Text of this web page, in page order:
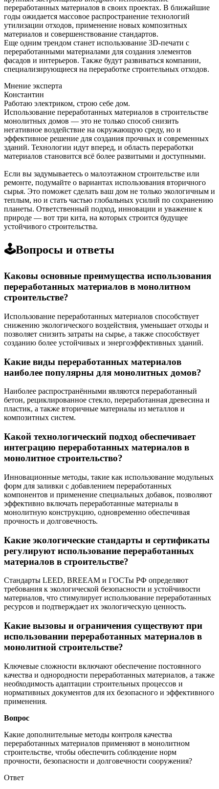
переработанных материалов в своих проектах. В ближайшие
годы ожидается массовое распространение технологий
утилизации отходов, применение новых композитных
материалов и совершенствование стандартов.
Еще одним трендом станет использование 3D-печати с
переработанными материалами для создания элементов
фасадов и интерьеров. Также будут развиваться компании,
специализирующиеся на переработке строительных отходов.
Мнение эксперта
Константин
Работаю электриком, строю себе дом.
Использование переработанных материалов в строительстве
монолитных домов — это не только способ снизить
негативное воздействие на окружающую среду, но и
эффективное решение для создания прочных и современных
зданий. Технологии идут вперед, и область переработки
материалов становится всё более развитыми и доступными.
Если вы задумываетесь о малоэтажном строительстве или
ремонте, подумайте о вариантах использования вторичного
сырья. Это поможет сделать ваш дом не только экологичным и
теплым, но и стать частью глобальных усилий по сохранению
планеты. Ответственный подход, инновации и уважение к
природе — вот три кита, на которых строится будущее
устойчивого строительства.
🕹️Вопросы и ответы
Каковы основные преимущества использования
переработанных материалов в монолитном
строительстве?
Использование переработанных материалов способствует
снижению экологического воздействия, уменьшает отходы и
позволяет снизить затраты на сырье, а также способствует
созданию более устойчивых и энергоэффективных зданий.
Какие виды переработанных материалов
наиболее популярны для монолитных домов?
Наиболее распространёнными являются переработанный
бетон, рециклированное стекло, переработанная древесина и
пластик, а также вторичные материалы из металлов и
композитных систем.
Какой технологический подход обеспечивает
интеграцию переработанных материалов в
монолитное строительство?
Инновационные методы, такие как использование модульных
форм для заливки с добавлением переработанных
компонентов и применение специальных добавок, позволяют
эффективно включать переработанные материалы в
монолитную конструкцию, одновременно обеспечивая
прочность и долговечность.
Какие экологические стандарты и сертификаты
регулируют использование переработанных
материалов в строительстве?
Стандарты LEED, BREEAM и ГОСТы РФ определяют
требования к экологической безопасности и устойчивости
материалов, что стимулирует использование переработанных
ресурсов и подтверждает их экологическую ценность.
Какие вызовы и ограничения существуют при
использовании переработанных материалов в
монолитной строительстве?
Ключевые сложности включают обеспечение постоянного
качества и однородности переработанных материалов, а также
необходимость адаптации строительных процессов и
нормативных документов для их безопасного и эффективного
применения.
Вопрос
Какие дополнительные методы контроля качества
переработанных материалов применяют в монолитном
строительстве, чтобы обеспечить соблюдение норм
прочности, безопасности и долговечности сооружения?
Ответ